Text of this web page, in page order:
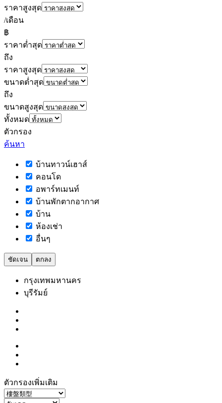
ราคาสูงสุด
/เดือน
฿
ราคาต่ำสุด
ถึง
ราคาสูงสุด
ขนาดต่ำสุด
ถึง
ขนาดสูงสุด
ทั้งหมด
ตัวกรอง
ค้นหา
บ้านทาวน์เฮาส์
คอนโด
อพาร์ทเมนท์
บ้านพักตากอากาศ
บ้าน
ห้องเช่า
อื่นๆ
ชัดเจน ตกลง
กรุงเทพมหานคร
บุรีรัมย์
ตัวกรองเพิ่มเติม